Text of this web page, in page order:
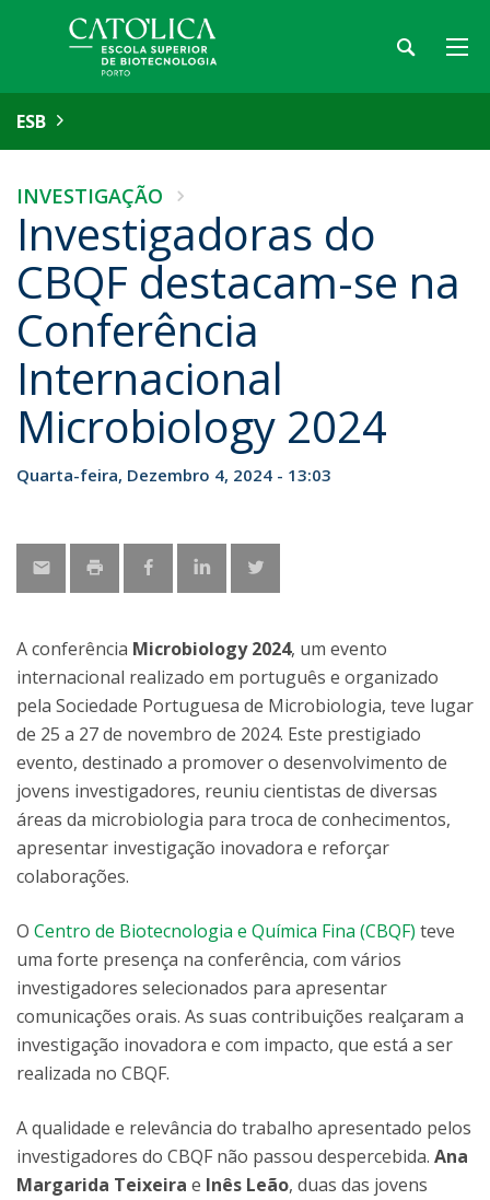
ESB
INVESTIGAÇÃO
Investigadoras do
CBQF destacam-se na
Conferência
Internacional
Microbiology 2024
Quarta-feira, Dezembro 4, 2024 - 13:03
A conferência Microbiology 2024, um evento
internacional realizado em português e organizado
pela Sociedade Portuguesa de Microbiologia, teve lugar
de 25 a 27 de novembro de 2024. Este prestigiado
evento, destinado a promover o desenvolvimento de
jovens investigadores, reuniu cientistas de diversas
áreas da microbiologia para troca de conhecimentos,
apresentar investigação inovadora e reforçar
colaborações.
O Centro de Biotecnologia e Química Fina (CBQF) teve
uma forte presença na conferência, com vários
investigadores selecionados para apresentar
comunicações orais. As suas contribuições realçaram a
investigação inovadora e com impacto, que está a ser
realizada no CBQF.
A qualidade e relevância do trabalho apresentado pelos
investigadores do CBQF não passou despercebida. Ana
Margarida Teixeira e Inês Leão, duas das jovens